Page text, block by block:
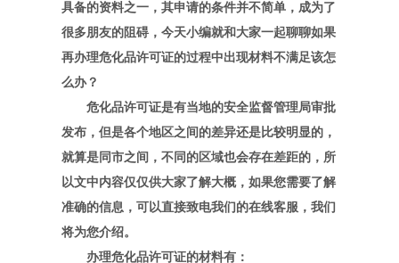
具备的资料之一，其申请的条件并不简单，成为了
很多朋友的阻碍，今天小编就和大家一起聊聊如果
再办理危化品许可证的过程中出现材料不满足该怎
么办？
危化品许可证是有当地的安全监督管理局审批
发布，但是各个地区之间的差异还是比较明显的，
就算是同市之间，不同的区域也会存在差距的，所
以文中内容仅仅供大家了解大概，如果您需要了解
准确的信息，可以直接致电我们的在线客服，我们
将为您介绍。
办理危化品许可证的材料有：